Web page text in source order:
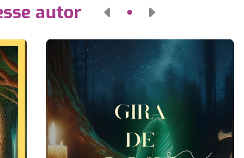
autor